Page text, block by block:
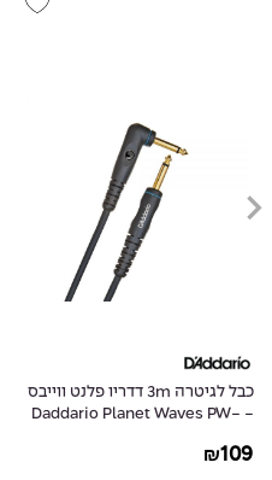
כבל לגיטרה 3m דדריו פלנט ווייבס
- Daddario Planet Waves PW-
₪109